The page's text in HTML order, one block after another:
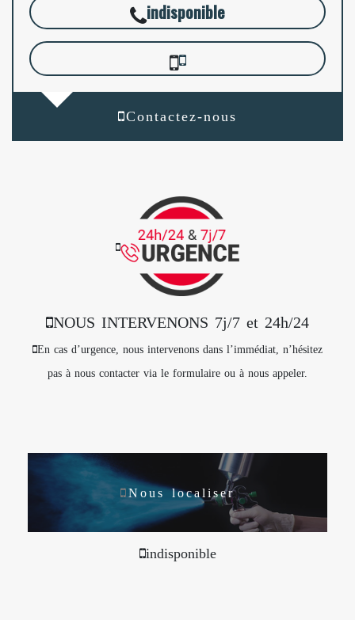
indisponible
Contactez-nous
NOUS INTERVENONS 7j/7 et 24h/24
En cas d’urgence, nous intervenons dans l’immédiat, n’hésitez
pas à nous contacter via le formulaire ou à nous appeler.
Nous localiser
indisponible